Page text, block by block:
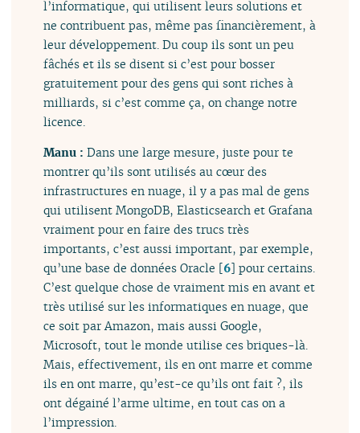
l’informatique, qui utilisent leurs solutions et
ne contribuent pas, même pas financièrement, à
leur développement. Du coup ils sont un peu
fâchés et ils se disent si c’est pour bosser
gratuitement pour des gens qui sont riches à
milliards, si c’est comme ça, on change notre
licence.
Manu :Dans une large mesure, juste pour te
montrer qu’ils sont utilisés au cœur des
infrastructures en nuage, il y a pas mal de gens
qui utilisent MongoDB, Elasticsearch et Grafana
vraiment pour en faire des trucs très
importants, c’est aussi important, par exemple,
qu’une base de données Oracle [6] pour certains.
C’est quelque chose de vraiment mis en avant et
très utilisé sur les informatiques en nuage, que
ce soit par Amazon, mais aussi Google,
Microsoft, tout le monde utilise ces briques-là.
Mais, effectivement, ils en ont marre et comme
ils en ont marre, qu’est-ce qu’ils ont fait ?, ils
ont dégainé l’arme ultime, en tout cas on a
l’impression.